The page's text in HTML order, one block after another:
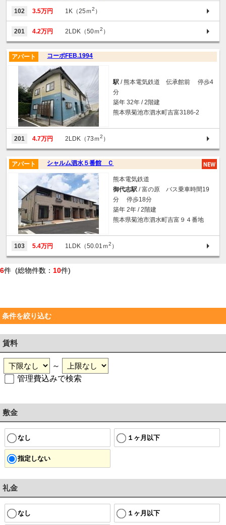
102 3.5万円 1K（25ｍ2 ）
201 4.2万円 2LDK（50ｍ2 ）
コーポFEB.1994
アパート
駅 / 熊本電気鉄道 伝承館前 停歩4
分
築年 32年 / 2階建
熊本県菊池市泗水町吉富3186-2
201 4.7万円 2LDK（73ｍ2 ）
シャルム泗水５番館 Ｃ
アパート
熊本電気鉄道
御代志駅 / 富の原 バス乗車時間19
分 停歩18分
築年 2年 / 2階建
熊本県菊池市泗水町吉富９４番地
103 5.4万円 1LDK（50.01ｍ2 ）
6件 (総物件数： 10件)
条件を絞り込む
賃料
～
管理費込みで検索
敷金
なし １ヶ月以下
指定しない
礼金
なし １ヶ月以下